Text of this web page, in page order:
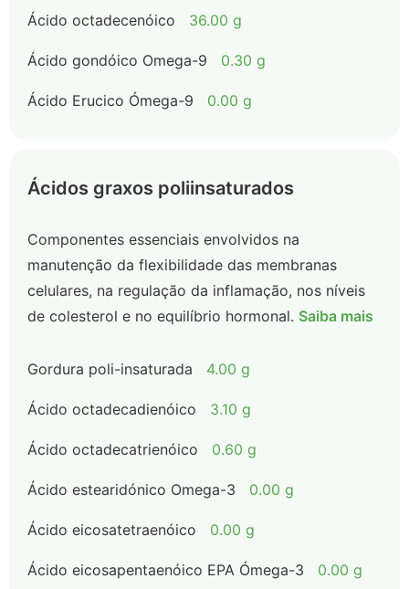
Ácido octadecenóico 36.00 g
Ácido gondóico Omega-9 0.30 g
Ácido Erucico Ómega-9 0.00 g
Ácidos graxos poliinsaturados
Componentes essenciais envolvidos na
manutenção da flexibilidade das membranas
celulares, na regulação da inflamação, nos níveis
de colesterol e no equilíbrio hormonal. Saiba mais
Gordura poli-insaturada 4.00 g
Ácido octadecadienóico 3.10 g
Ácido octadecatrienóico 0.60 g
Ácido estearidónico Omega-3 0.00 g
Ácido eicosatetraenóico 0.00 g
Ácido eicosapentaenóico EPA Ómega-3 0.00 g